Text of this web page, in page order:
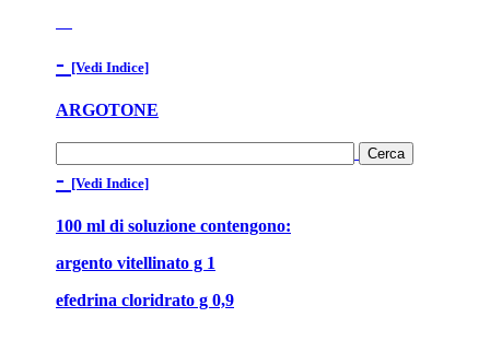
- [Vedi Indice]
ARGOTONE
- [Vedi Indice]
100 ml di soluzione contengono:
argento vitellinato g 1
efedrina cloridrato g 0,9